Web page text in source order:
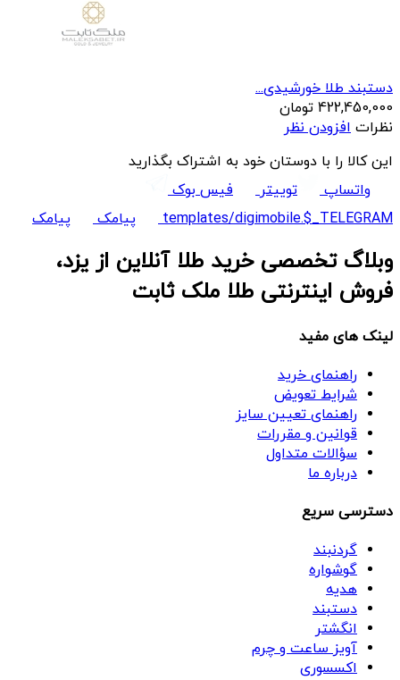
دستبند طلا خورشیدی...
422,450,000 تومان
نظرات افزودن نظر
این کالا را با دوستان خود به اشتراک بگذارید
واتساپ
توییتر
فیس بوک
templates/digimobile.$_TELEGRAM
پیامک پیامک
وبلاگ تخصصی خرید طلا آنلاین از یزد،
فروش اینترنتی طلا ملک ثابت
لینک های مفید
راهنمای خرید
شرایط تعویض
راهنمای تعیین سایز
قوانین و مقررات
سؤالات متداول
درباره ما
دسترسی سریع
گردنبند
گوشواره
هدیه
دستبند
انگشتر
آویز ساعت و چرم
اکسسوری